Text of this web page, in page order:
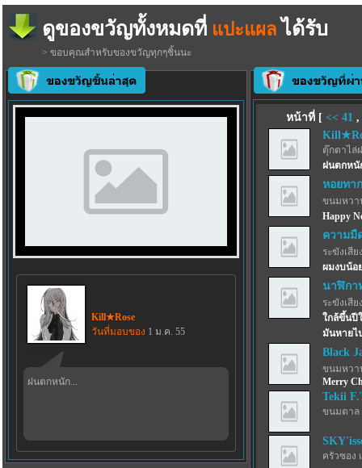
ดูของขวัญทั้งหมดที่ แปะแผล ได้รับ
> ขอบคุณสำหรับของขวัญทุกๆชิ้นนะ
Kill★Rose
วันที่มอบของ 1 ม.ค. 55
ฝนตกหนัก...
หน้าที่ [ << 41 ,
ตุ๊กตาไล่
ฝนตกหนั
หอยทา
ขนมหวา
Happy
ความมื
ระฆังเสีย
ผมงบน้อ
นาฬิกา
ระฆังเสีย
ใกล้ขึ้นปี
มันหายไป
Black
ขนมหวา
Merry
Tekii
ขนมตาล
ครัวซอง